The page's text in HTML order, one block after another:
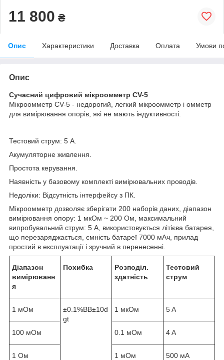
11 800 ₴
Опис Характеристики Доставка Оплата Умови
Опис
Сучасний цифровий мікроомметр CV-5
Мікроомметр CV-5 - недорогий, легкий мікроомметр і омметр
для вимірювання опорів, які не мають індуктивності.
Тестовий струм: 5 А.
Акумуляторне живлення.
Простота керування.
Наявність у базовому комплекті вимірювальних проводів.
Недоліки: Відсутність інтерфейсу з ПК.
Мікроомметр дозволяє зберігати 200 наборів даних, діапазон
вимірювання опору: 1 мкОм ~ 200 Ом, максимальний
випробувальний струм: 5 А, використовується літієва батарея,
що перезаряджається, ємність батареї 7000 мАч, прилад
простий в експлуатації і зручний в перенесенні.
Діапазон
вимірюванн
я
Похибка
Розподіл.
здатність
Тестовий
струм
1 мОм
±0.1%ВВ±10d
gt
1 мкОм 5 A
100 мОм 0.1 мОм 4 A
1 Ом 1 мОм 500 мA